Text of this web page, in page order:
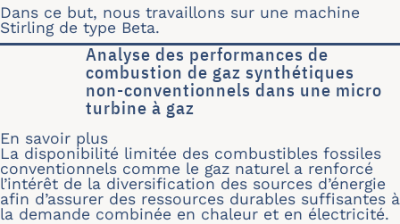
Dans ce but, nous travaillons sur une machine
Stirling de type Beta.
Analyse des performances de
combustion de gaz synthétiques
non-conventionnels dans une micro
turbine à gaz
En savoir plus
La disponibilité limitée des combustibles fossiles
conventionnels comme le gaz naturel a renforcé
l’intérêt de la diversification des sources d’énergie
afin d’assurer des ressources durables suffisantes à
la demande combinée en chaleur et en électricité.